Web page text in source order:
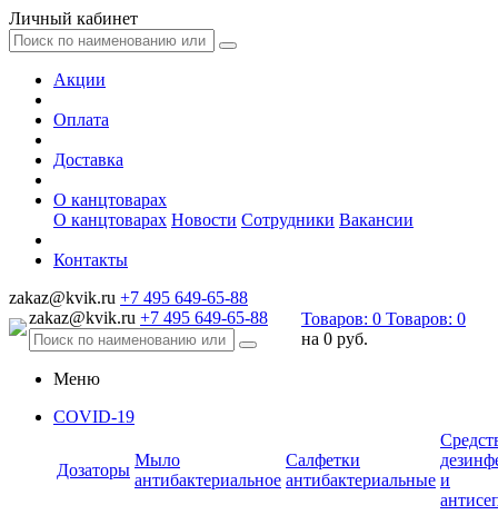
Личный кабинет
Акции
Оплата
Доставка
О канцтоварах
О канцтоварах Новости Сотрудники Вакансии
Контакты
zakaz@kvik.ru +7 495 649-65-88
zakaz@kvik.ru +7 495 649-65-88 Товаров: 0 Товаров: 0
на 0 руб.
Меню
COVID-19
Дозаторы
Мыло
антибактериальное
Салфетки
антибактериальные и